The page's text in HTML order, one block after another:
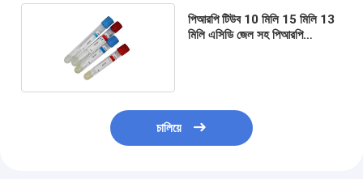
পিআরপি টিউব 10 মিলি 15 মিলি 13
মিলি এসিডি জেল সহ পিআরপি
চালিয়ে